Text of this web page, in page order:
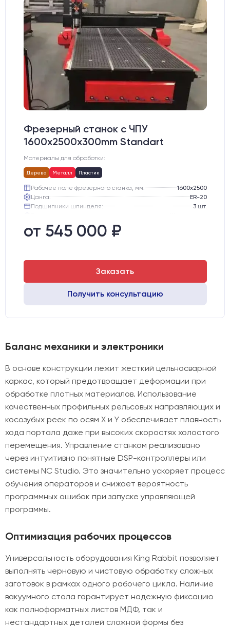
Фрезерный станок с ЧПУ
1600x2500x300mm Standart
Материалы для обработки:
Дерево Металл Пластик
Рабочее поле фрезерного станка, мм:
1600х2500
Цанга:
ER-20
Подшипники шпинделя:
3 шт.
Двигатели:
от 545 000 ₽
Заказать
Получить консультацию
Баланс механики и электроники
В основе конструкции лежит жесткий цельносварной
каркас, который предотвращает деформации при
обработке плотных материалов. Использование
качественных профильных рельсовых направляющих и
косозубых реек по осям X и Y обеспечивает плавность
хода портала даже при высоких скоростях холостого
перемещения. Управление станком реализовано
через интуитивно понятные DSP-контроллеры или
системы NC Studio. Это значительно ускоряет процесс
обучения операторов и снижает вероятность
программных ошибок при запуске управляющей
программы.
Оптимизация рабочих процессов
Универсальность оборудования King Rabbit позволяет
выполнять черновую и чистовую обработку сложных
заготовок в рамках одного рабочего цикла. Наличие
вакуумного стола гарантирует надежную фиксацию
как полноформатных листов МДФ, так и
нестандартных деталей сложной формы без